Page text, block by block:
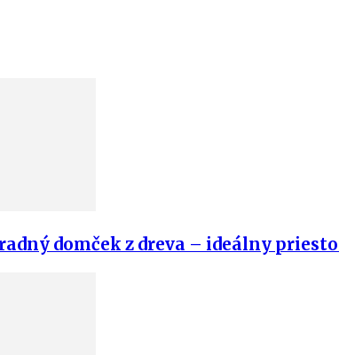
domček z dreva – ideálny